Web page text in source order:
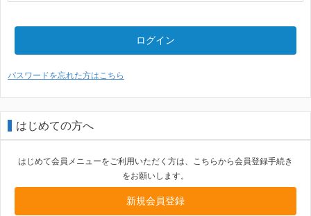
ログイン
パスワードを忘れた方はこちら
はじめての方へ
はじめて会員メニューをご利用いただく方は、こちらから会員登録手続き
をお願いします。
新規会員登録